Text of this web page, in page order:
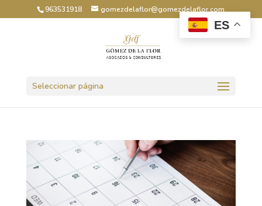
963531918 gomezdelaflor@gomezdelaflor.com
Seleccionar página
ES